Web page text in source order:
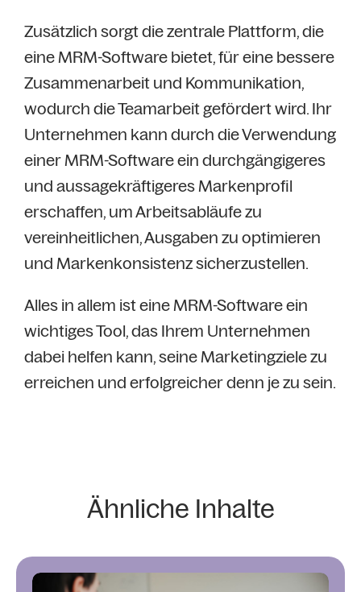
Zusätzlich sorgt die zentrale Plattform, die
eine MRM-Software bietet, für eine bessere
Zusammenarbeit und Kommunikation,
wodurch die Teamarbeit gefördert wird. Ihr
Unternehmen kann durch die Verwendung
einer MRM-Software ein durchgängigeres
und aussagekräftigeres Markenprofil
erschaffen, um Arbeitsabläufe zu
vereinheitlichen, Ausgaben zu optimieren
und Markenkonsistenz sicherzustellen.
Alles in allem ist eine MRM-Software ein
wichtiges Tool, das Ihrem Unternehmen
dabei helfen kann, seine Marketingziele zu
erreichen und erfolgreicher denn je zu sein.
Ähnliche Inhalte